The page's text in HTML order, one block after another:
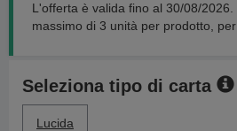
L'offerta è valida fino al 30/08/
massimo di 3 unità per prodotto, per
Seleziona tipo di carta
Lucida